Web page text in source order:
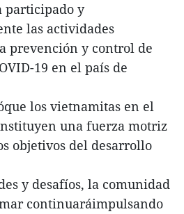
participado y
las actividades
prevención y control de
19 en el país de
los vietnamitas en el
una fuerza motriz
objetivos del desarrollo
y desafíos, la comunidad
continuaráimpulsando